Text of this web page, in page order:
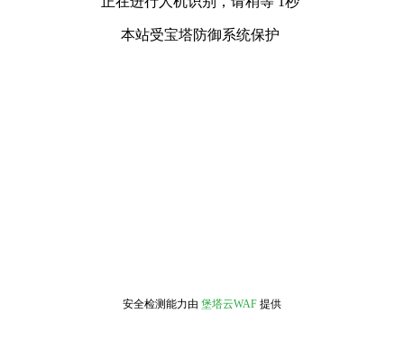
本站受宝塔防御系统保护
安全检测能力由 堡塔云WAF 提供